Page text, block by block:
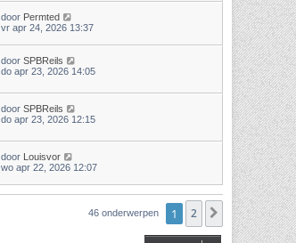
door Permted
vr apr 24, 2026 13:37
door SPBReils
do apr 23, 2026 14:05
door SPBReils
do apr 23, 2026 12:15
door
Louisvor
wo apr 22, 2026 12:07
46 onderwerpen 1 2 Volgende